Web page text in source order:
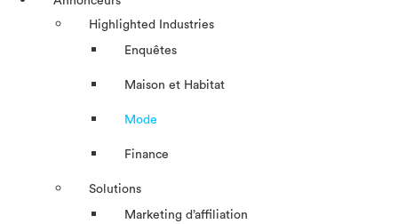
Highlighted Industries
Enquêtes
Maison et Habitat
Mode
Finance
Solutions
Marketing d’affiliation